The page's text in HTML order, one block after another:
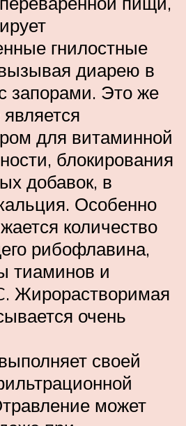
гнилостные
диарею в
запорами. Это же
для витаминной
блокирования
добавок, в
Особенно
количество
рибофлавина,
тиаминов и
Жирорастворимая
очень
своей
может